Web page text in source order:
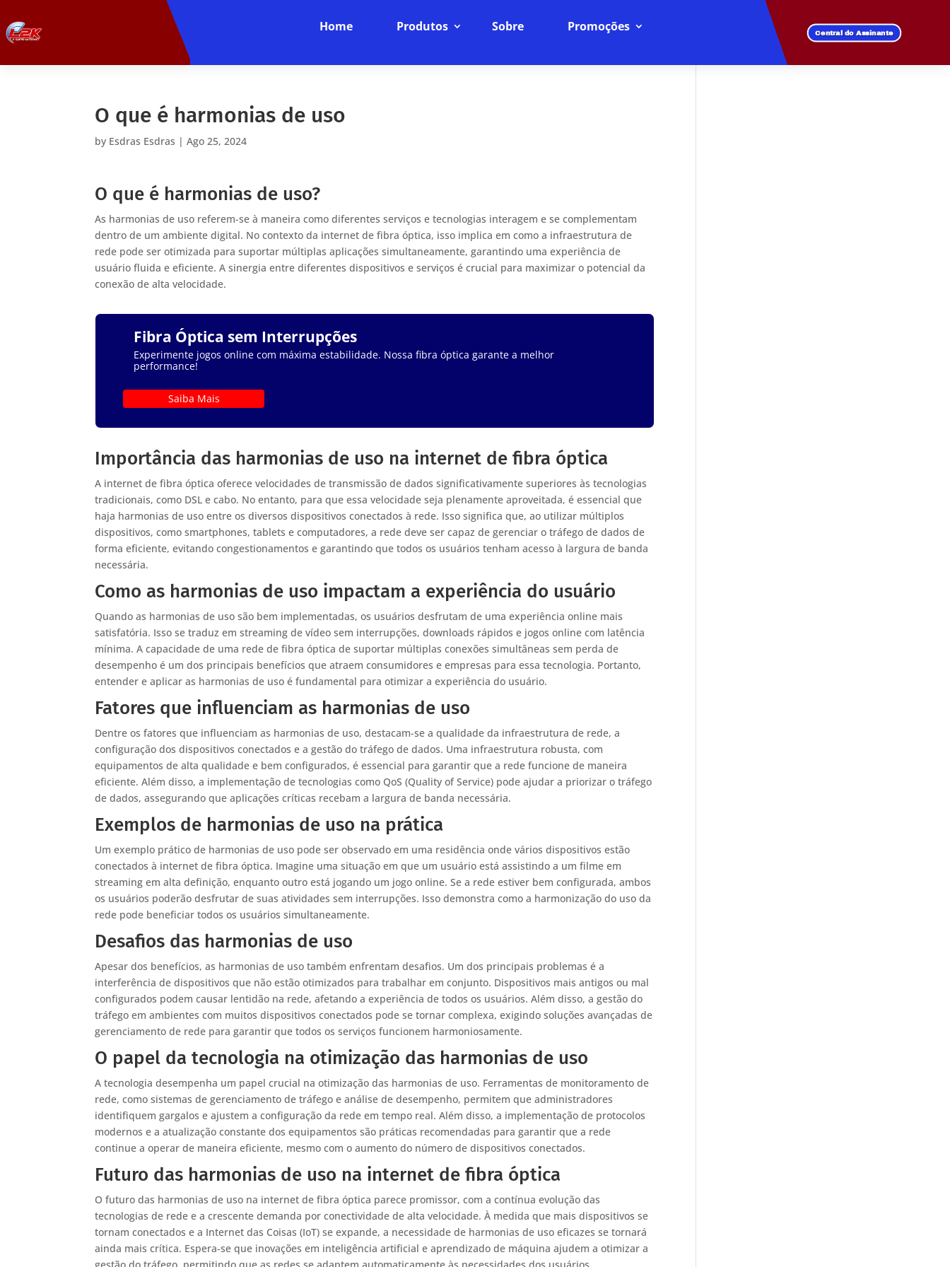
Home Produtos Sobre Promoções Central do Assinante
O que é harmonias de uso
by Esdras Esdras |Ago 25, 2024
O que é harmonias de uso?
As harmonias de uso referem-se à maneira como diferentes serviços e tecnologias interagem e se complementam
dentro de um ambiente digital. No contexto da internet de fibra óptica, isso implica em como a infraestrutura de
rede pode ser otimizada para suportar múltiplas aplicações simultaneamente, garantindo uma experiência de
usuário fluida e eficiente. A sinergia entre diferentes dispositivos e serviços é crucial para maximizar o potencial da
conexão de alta velocidade.
Fibra Óptica sem Interrupções
Experimente jogos online com máxima estabilidade. Nossa fibra óptica garante a melhor
performance!
Saiba Mais
Importância das harmonias de uso na internet de fibra óptica
A internet de fibra óptica oferece velocidades de transmissão de dados significativamente superiores às tecnologias
tradicionais, como DSL e cabo. No entanto, para que essa velocidade seja plenamente aproveitada, é essencial que
haja harmonias de uso entre os diversos dispositivos conectados à rede. Isso significa que, ao utilizar múltiplos
dispositivos, como smartphones, tablets e computadores, a rede deve ser capaz de gerenciar o tráfego de dados de
forma eficiente, evitando congestionamentos e garantindo que todos os usuários tenham acesso à largura de banda
necessária.
Como as harmonias de uso impactam a experiência do usuário
Quando as harmonias de uso são bem implementadas, os usuários desfrutam de uma experiência online mais
satisfatória. Isso se traduz em streaming de vídeo sem interrupções, downloads rápidos e jogos online com latência
mínima. A capacidade de uma rede de fibra óptica de suportar múltiplas conexões simultâneas sem perda de
desempenho é um dos principais benefícios que atraem consumidores e empresas para essa tecnologia. Portanto,
entender e aplicar as harmonias de uso é fundamental para otimizar a experiência do usuário.
Fatores que influenciam as harmonias de uso
Dentre os fatores que influenciam as harmonias de uso, destacam-se a qualidade da infraestrutura de rede, a
configuração dos dispositivos conectados e a gestão do tráfego de dados. Uma infraestrutura robusta, com
equipamentos de alta qualidade e bem configurados, é essencial para garantir que a rede funcione de maneira
eficiente. Além disso, a implementação de tecnologias como QoS (Quality of Service) pode ajudar a priorizar o tráfego
de dados, assegurando que aplicações críticas recebam a largura de banda necessária.
Exemplos de harmonias de uso na prática
Um exemplo prático de harmonias de uso pode ser observado em uma residência onde vários dispositivos estão
conectados à internet de fibra óptica. Imagine uma situação em que um usuário está assistindo a um filme em
streaming em alta definição, enquanto outro está jogando um jogo online. Se a rede estiver bem configurada, ambos
os usuários poderão desfrutar de suas atividades sem interrupções. Isso demonstra como a harmonização do uso da
rede pode beneficiar todos os usuários simultaneamente.
Desafios das harmonias de uso
Apesar dos benefícios, as harmonias de uso também enfrentam desafios. Um dos principais problemas é a
interferência de dispositivos que não estão otimizados para trabalhar em conjunto. Dispositivos mais antigos ou mal
configurados podem causar lentidão na rede, afetando a experiência de todos os usuários. Além disso, a gestão do
tráfego em ambientes com muitos dispositivos conectados pode se tornar complexa, exigindo soluções avançadas de
gerenciamento de rede para garantir que todos os serviços funcionem harmoniosamente.
O papel da tecnologia na otimização das harmonias de uso
A tecnologia desempenha um papel crucial na otimização das harmonias de uso. Ferramentas de monitoramento de
rede, como sistemas de gerenciamento de tráfego e análise de desempenho, permitem que administradores
identifiquem gargalos e ajustem a configuração da rede em tempo real. Além disso, a implementação de protocolos
modernos e a atualização constante dos equipamentos são práticas recomendadas para garantir que a rede
continue a operar de maneira eficiente, mesmo com o aumento do número de dispositivos conectados.
Futuro das harmonias de uso na internet de fibra óptica
O futuro das harmonias de uso na internet de fibra óptica parece promissor, com a contínua evolução das
tecnologias de rede e a crescente demanda por conectividade de alta velocidade. À medida que mais dispositivos se
tornam conectados e a Internet das Coisas (IoT) se expande, a necessidade de harmonias de uso eficazes se tornará
ainda mais crítica. Espera-se que inovações em inteligência artificial e aprendizado de máquina ajudem a otimizar a